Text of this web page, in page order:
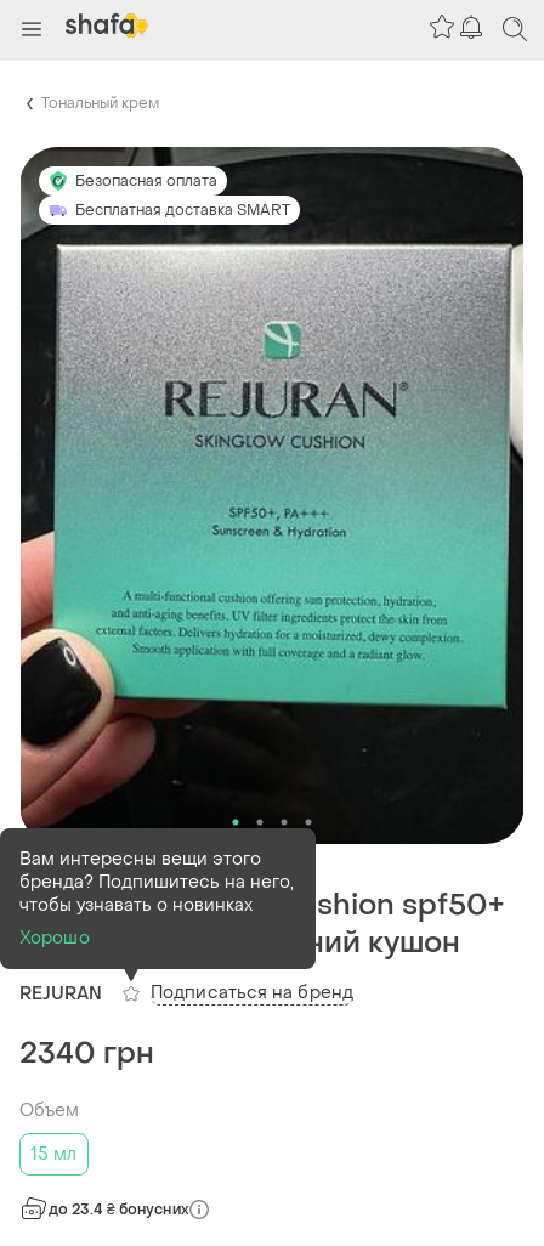
Тональный крем
Безопасная оплата
Бесплатная доставка SMART
В наличии2 шт
Rejuran skin glow cushion spf50+
мультифункціональний кушон
REJURAN
Вам интересны вещи этого
бренда? Подпишитесь на него,
чтобы узнавать о новинках
Хорошо
Подписаться на бренд
2340 грн
Объем
15 мл
до 23.4 ₴ бонусних